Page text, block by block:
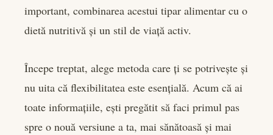
important, combinarea acestui tipar alimentar cu o
dietă nutritivă și un stil de viață activ.
Începe treptat, alege metoda care ți se potrivește și
nu uita că flexibilitatea este esențială. Acum că ai
toate informațiile, ești pregătit să faci primul pas
spre o nouă versiune a ta, mai sănătoasă și mai